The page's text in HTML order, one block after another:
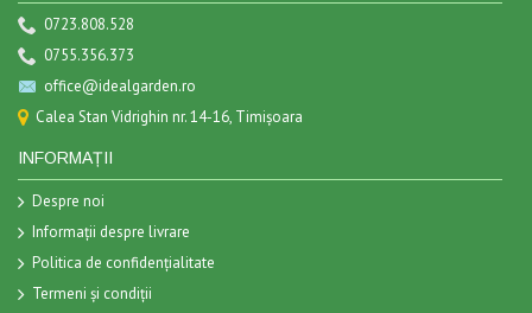
0723.808.528
0755.356.373
office@idealgarden.ro
Calea Stan Vidrighin nr. 14-16, Timișoara
INFORMAȚII
Despre noi
Informații despre livrare
Politica de confidențialitate
Termeni și condiții